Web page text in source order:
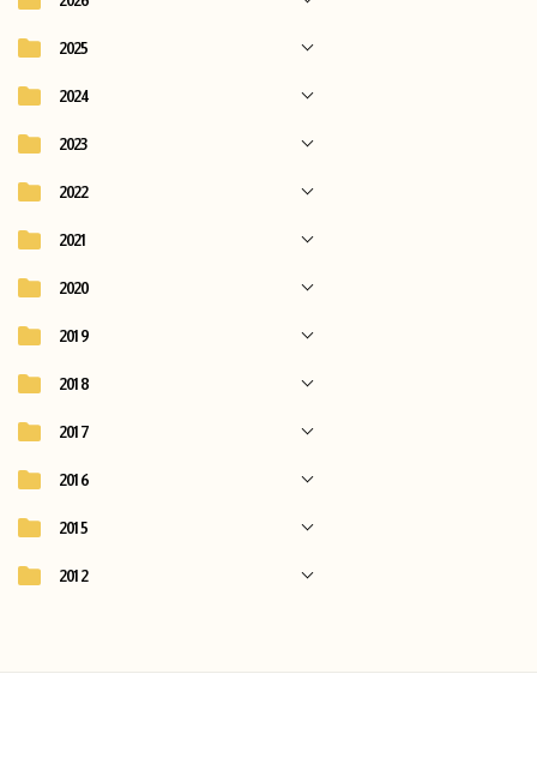
2025
2024
2023
2022
2021
2020
2019
2018
2017
2016
2015
2012